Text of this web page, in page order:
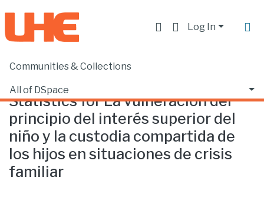
Log In
Communities & Collections
All of DSpace
Home Statistics
Statistics for La vulneración del
principio del interés superior del
niño y la custodia compartida de
los hijos en situaciones de crisis
familiar